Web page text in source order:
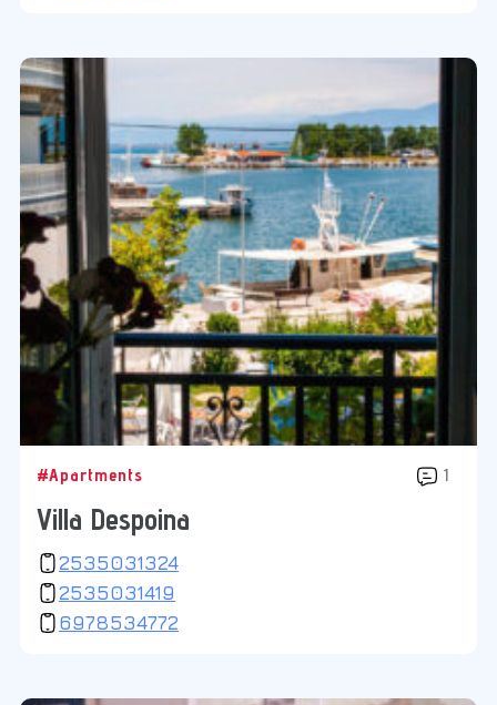
#Apartments 1
Villa Despoina
2535031324
2535031419
6978534772